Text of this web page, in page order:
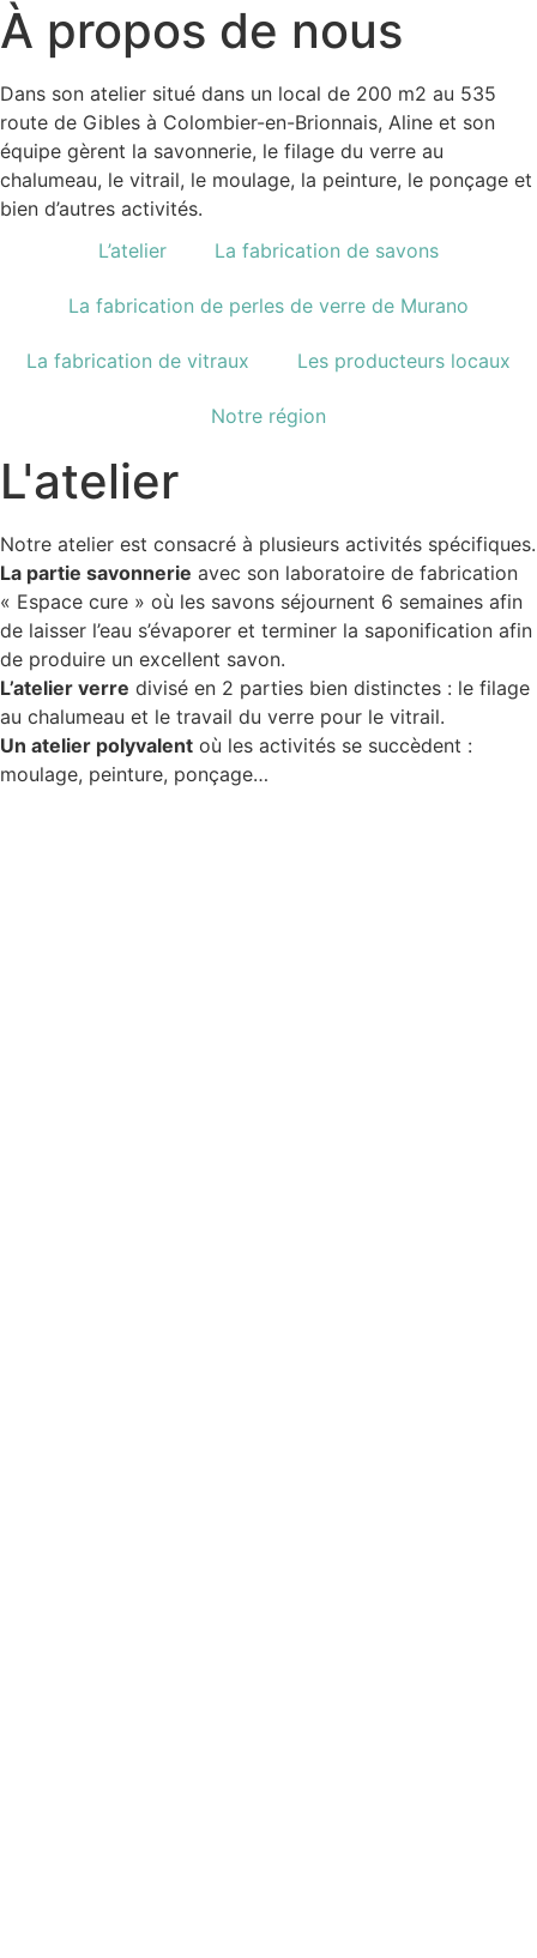
À propos de nous
Dans son atelier situé dans un local de 200 m2 au 535
route de Gibles à Colombier-en-Brionnais, Aline et son
équipe gèrent la savonnerie, le filage du verre au
chalumeau, le vitrail, le moulage, la peinture, le ponçage et
bien d’autres activités.
L’atelier
La fabrication de savons
La fabrication de perles de verre de Murano
La fabrication de vitraux Les producteurs locaux
Notre région
L'atelier
Notre atelier est consacré à plusieurs activités spécifiques.
La partie savonnerie avec son laboratoire de fabrication
« Espace cure » où les savons séjournent 6 semaines afin
de laisser l’eau s’évaporer et terminer la saponification afin
de produire un excellent savon.
L’atelier verre divisé en 2 parties bien distinctes : le filage
au chalumeau et le travail du verre pour le vitrail.
Un atelier polyvalent où les activités se succèdent :
moulage, peinture, ponçage…